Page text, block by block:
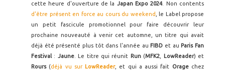
cette heure d'ouverture de la Japan Expo 2024. Non contents
d'être présent en force au cours du weekend , le Label propose
un petit fascicule promotionnel pour faire découvrir leur
prochaine nouveauté à venir cet automne, un titre qui avait
déjà été présenté plus tôt dans l'année au FIBD et au Paris Fan
Festival : Jaune. Le titre qui réunit Run (MFK2 LowReader) et
Rours (déjà vu sur LowReader, et qui a aussi fait Orage chez